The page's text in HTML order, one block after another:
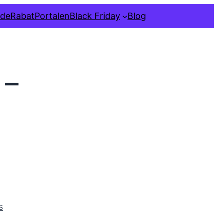
RabatPortalenBlack Friday Blog